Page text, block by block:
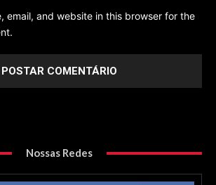
email, and website in this browser for the
Nossas Redes